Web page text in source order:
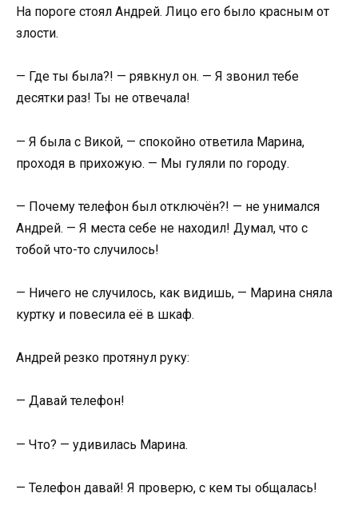
На пороге стоял Андрей. Лицо его было красным от
злости.
— Где ты была?! — рявкнул он. — Я звонил тебе
десятки раз! Ты не отвечала!
— Я была с Викой, — спокойно ответила Марина,
проходя в прихожую. — Мы гуляли по городу.
— Почему телефон был отключён?! — не унимался
Андрей. — Я места себе не находил! Думал, что с
тобой что-то случилось!
— Ничего не случилось, как видишь, — Марина сняла
куртку и повесила её в шкаф.
Андрей резко протянул руку:
— Давай телефон!
— Что? — удивилась Марина.
— Телефон давай! Я проверю, с кем ты общалась!